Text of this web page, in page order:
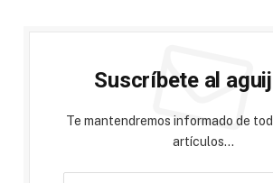
Suscríbete al
Te mantendremos informado de
artículos...